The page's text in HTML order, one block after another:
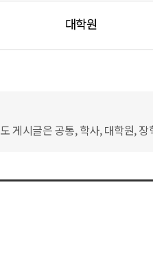
대학원
게시글은 공통, 학사, 대학원,